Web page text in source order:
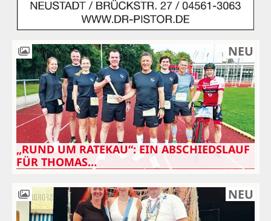
NEU
„RUND UM RATEKAU“: EIN ABSCHIEDSLAUF
FÜR THOMAS…
NEU